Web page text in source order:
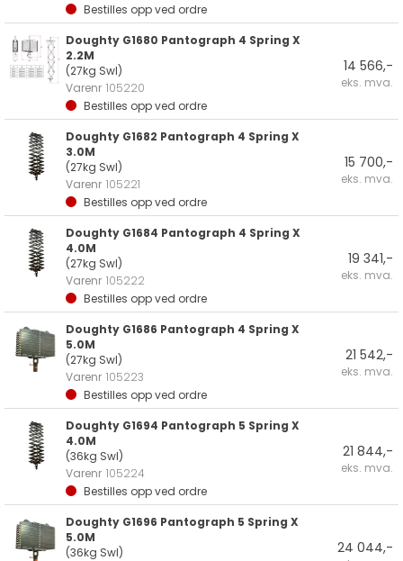
Bestilles opp ved ordre
Doughty G1680 Pantograph 4 Spring X
2.2M
(27kg Swl)
Varenr 105220
Bestilles opp ved ordre
14 566,-
eks. mva.
Doughty G1682 Pantograph 4 Spring X
3.0M
(27kg Swl)
Varenr 105221
Bestilles opp ved ordre
15 700,-
eks. mva.
Doughty G1684 Pantograph 4 Spring X
4.0M
(27kg Swl)
Varenr 105222
Bestilles opp ved ordre
19 341,-
eks. mva.
Doughty G1686 Pantograph 4 Spring X
5.0M
(27kg Swl)
Varenr 105223
Bestilles opp ved ordre
21 542,-
eks. mva.
Doughty G1694 Pantograph 5 Spring X
4.0M
(36kg Swl)
Varenr 105224
Bestilles opp ved ordre
21 844,-
eks. mva.
Doughty G1696 Pantograph 5 Spring X
5.0M
(36kg Swl)
24 044,-